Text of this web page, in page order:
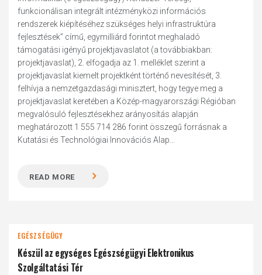
funkcionálisan integrált intézményközi információs
rendszerek kiépítéséhez szükséges helyi infrastruktúra
fejlesztések” című, egymilliárd forintot meghaladó
támogatási igényű projektjavaslatot (a továbbiakban:
projektjavaslat), 2. elfogadja az 1. melléklet szerint a
projektjavaslat kiemelt projektként történő nevesítését, 3.
felhívja a nemzetgazdasági minisztert, hogy tegye meg a
projektjavaslat keretében a Közép-magyarországi Régióban
megvalósuló fejlesztésekhez arányosítás alapján
meghatározott 1 555 714 286 forint összegű forrásnak a
Kutatási és Technológiai Innovációs Alap...
READ MORE
EGÉSZSÉGÜGY
Készül az egységes Egészségügyi Elektronikus
Szolgáltatási Tér